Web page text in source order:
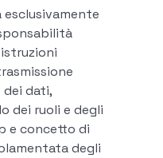
esclusivamente
dati,
dei ruoli e degli
e concetto di
degli